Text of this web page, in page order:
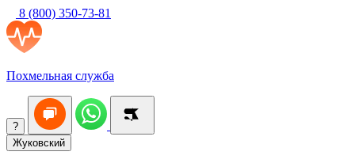
8 (800) 350-73-81
Похмельная служба
?
Жуковский